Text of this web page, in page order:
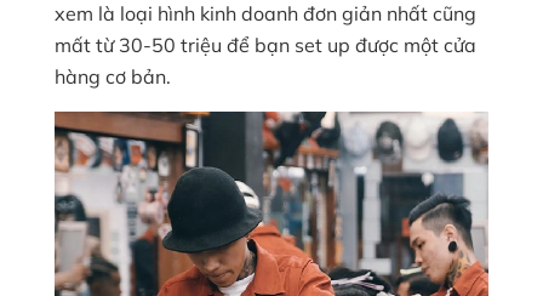
xem là loại hình kinh doanh đơn giản nhất cũng
mất từ 30-50 triệu để bạn set up được một cửa
hàng cơ bản.